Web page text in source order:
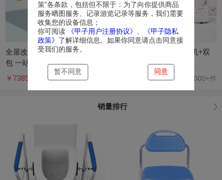
全屋改造适老化套餐产品服务
包 一站配齐
￥7389.00
已售800+件
佳禾空气波按摩仪（主机+双
已售1000+件
销量排行 
策”各条款，包括但不限于：为了向你提供商品
服务晒图服务、记录游览记录等服务，我们需要
收集您的设备信息；
你可阅读
《甲子用户注册协议》
《甲子隐私
政策》 了解详细信息。如果你同意请点击同意接
受我们的服务。
暂不同意 同意